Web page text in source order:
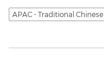
APAC - Traditional Chinese